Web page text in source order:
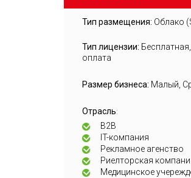
Тип размещения: Облако
Тип лицензии:
оплата
Размер бизнеса: Малый,
Отрасль:
B2B
IT-компания
Рекламное агенство
Риелторская
Медицинское